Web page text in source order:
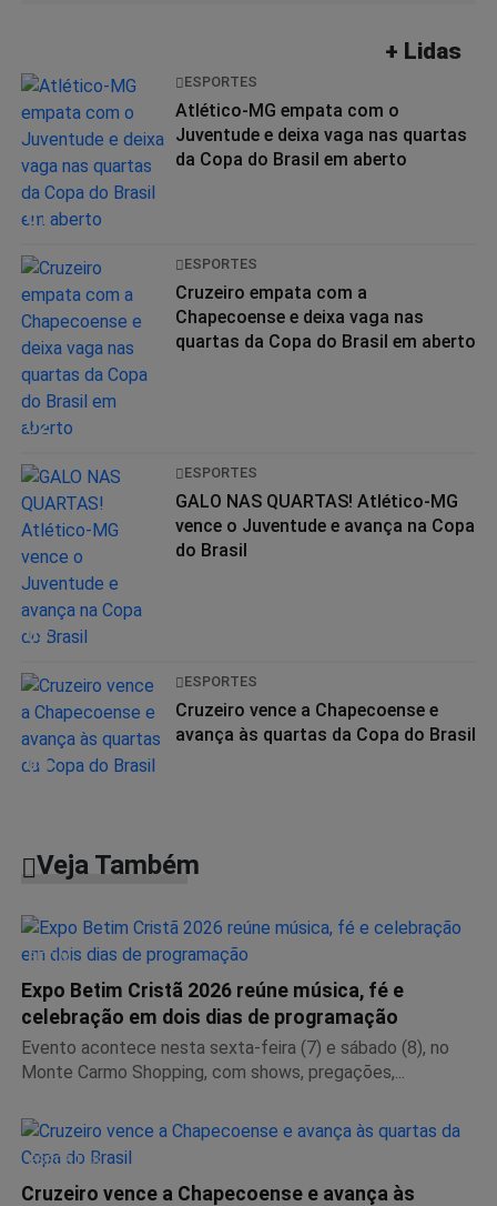
+ Lidas
01
ESPORTES
Atlético-MG empata com o
Juventude e deixa vaga nas quartas
da Copa do Brasil em aberto
02
ESPORTES
Cruzeiro empata com a
Chapecoense e deixa vaga nas
quartas da Copa do Brasil em aberto
03
ESPORTES
GALO NAS QUARTAS! Atlético-MG
vence o Juventude e avança na Copa
do Brasil
04
ESPORTES
Cruzeiro vence a Chapecoense e
avança às quartas da Copa do Brasil
Veja Também
BETIM
Expo Betim Cristã 2026 reúne música, fé e
celebração em dois dias de programação
Evento acontece nesta sexta-feira (7) e sábado (8), no
Monte Carmo Shopping, com shows, pregações,...
ESPORTES
Cruzeiro vence a Chapecoense e avança às